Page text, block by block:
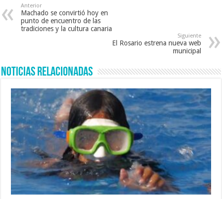
Anterior
Machado se convirtió hoy en
punto de encuentro de las
tradiciones y la cultura canaria
Siguiente
El Rosario estrena nueva web
municipal
Noticias Relacionadas